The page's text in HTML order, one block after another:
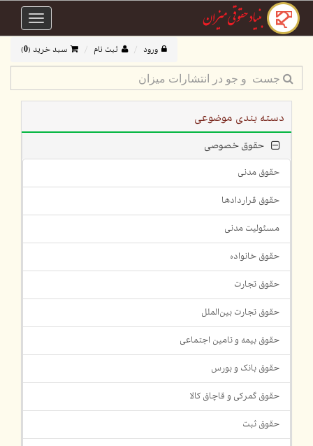
Toggle
ورود ثبت نام سبد خرید (0
)
دسته بندی موضوعی
حقوق خصوصی
حقوق مدنی
حقوق قراردادها
مسئولیت مدنی
حقوق خانواده
حقوق تجارت
حقوق تجارت بین‌الملل
حقوق بیمه و تامین اجتماعی
حقوق بانک و بورس
حقوق گمرکی و قاچاق کالا
حقوق ثبت